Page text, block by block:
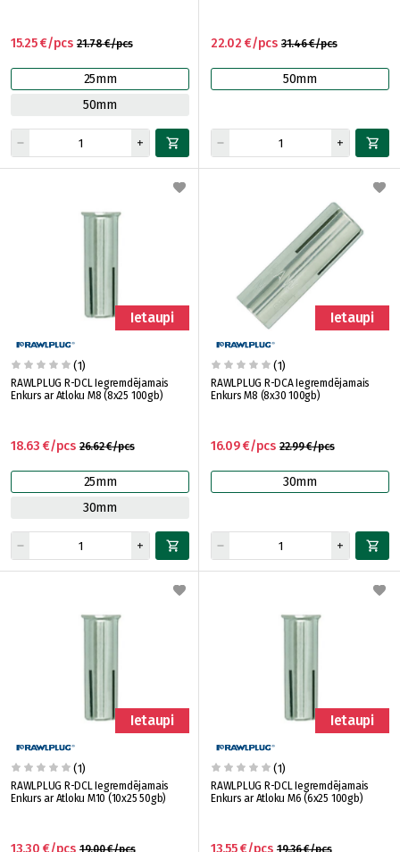
21.78 €/pcs
15.25 €/pcs
25mm
50mm
31.46 €/pcs
22.02 €/pcs
50mm
Ietaupi
(1)
RAWLPLUG R-DCL Iegremdējamais
Enkurs ar Atloku M8 (8x25 100gb)
26.62 €/pcs
18.63 €/pcs
25mm
30mm
Ietaupi
(1)
RAWLPLUG R-DCA Iegremdējamais
Enkurs M8 (8x30 100gb)
22.99 €/pcs
16.09 €/pcs
30mm
Ietaupi
(1)
RAWLPLUG R-DCL Iegremdējamais
Enkurs ar Atloku M10 (10x25 50gb)
19.00 €/pcs
13.30 €/pcs
Ietaupi
(1)
RAWLPLUG R-DCL Iegremdējamais
Enkurs ar Atloku M6 (6x25 100gb)
19.36 €/pcs
13.55 €/pcs